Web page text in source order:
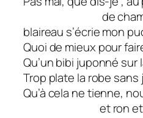
de chameau
blaireau s’écrie mon
Quoi de mieux pour
Qu’un bibi juponné sur
Trop plate la robe sans
Qu’à cela ne tienne,
et ron et ron